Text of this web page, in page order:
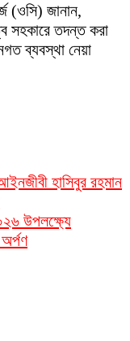
(ওসি) জানান,
সহকারে তদন্ত করা
ব্যবস্থা নেয়া
হাসিবুর রহমান
উপলক্ষ্যে